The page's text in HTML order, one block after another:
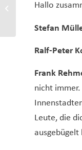
Hallo
Stefan
Ralf-Peter
Frank
nicht
Leute, die
ausgebügelt
wissen, was ihrer Stadt